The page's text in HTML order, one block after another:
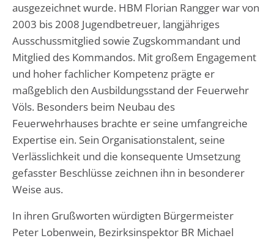
ausgezeichnet wurde. HBM Florian Rangger war von
2003 bis 2008 Jugendbetreuer, langjähriges
Ausschussmitglied sowie Zugskommandant und
Mitglied des Kommandos. Mit großem Engagement
und hoher fachlicher Kompetenz prägte er
maßgeblich den Ausbildungsstand der Feuerwehr
Völs. Besonders beim Neubau des
Feuerwehrhauses brachte er seine umfangreiche
Expertise ein. Sein Organisationstalent, seine
Verlässlichkeit und die konsequente Umsetzung
gefasster Beschlüsse zeichnen ihn in besonderer
Weise aus.
In ihren Grußworten würdigten Bürgermeister
Peter Lobenwein, Bezirksinspektor BR Michael